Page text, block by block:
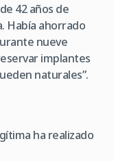
42 años de
Había ahorrado
nueve
implantes
naturales”.
ha realizado